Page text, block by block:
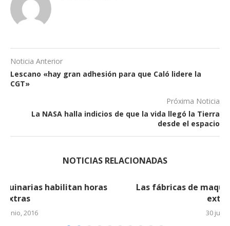
Noticia Anterior
Lescano «hay gran adhesión para que Caló lidere la
CGT»
Próxima Noticia
La NASA halla indicios de que la vida llegó la Tierra
desde el espacio
NOTICIAS RELACIONADAS
Las fábricas de maquinarias habilitan horas